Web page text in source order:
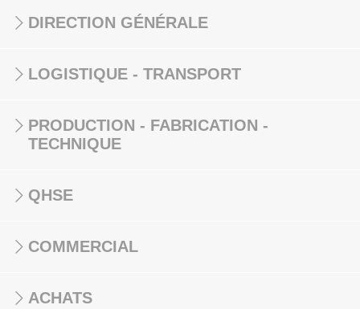
DIRECTION GÉNÉRALE
LOGISTIQUE - TRANSPORT
PRODUCTION - FABRICATION -
TECHNIQUE
QHSE
COMMERCIAL
ACHATS